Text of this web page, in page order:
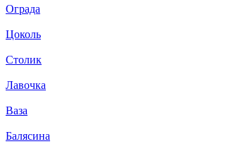
Ограда
Цоколь
Столик
Лавочка
Ваза
Балясина